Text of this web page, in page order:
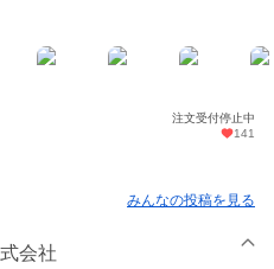
注文受付停止中
141
みんなの投稿を見る
会社